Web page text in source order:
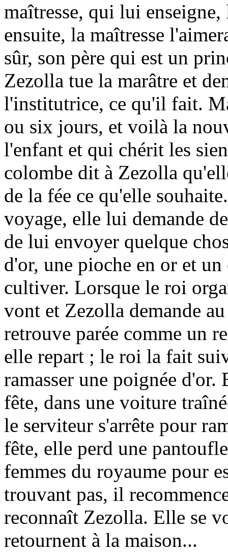
maîtresse, qui lui
ensuite, la maîtresse
sûr, son père qui est un
Zezolla tue la marâtre et
l'institutrice, ce qu'il fait.
ou six jours, et voilà la
l'enfant et qui chérit les
colombe dit à Zezolla
de la fée ce qu'elle
voyage, elle lui demande
de lui envoyer quelque
d'or, une pioche en or et
cultiver. Lorsque le roi
vont et Zezolla demande
retrouve parée comme un
elle repart ; le roi la fait
ramasser une poignée d'or.
fête, dans une voiture
le serviteur s'arrête pour
fête, elle perd une
femmes du royaume pour
trouvant pas, il
reconnaît Zezolla. Elle se
retournent à la maison...